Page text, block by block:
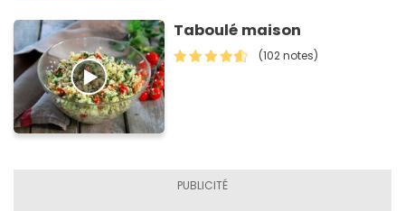
Taboulé maison
(102 notes)